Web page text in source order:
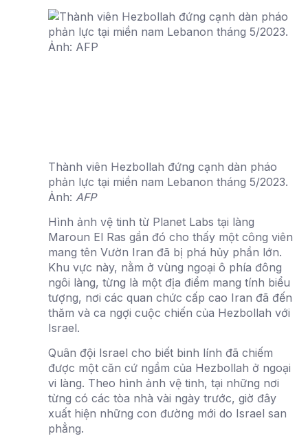
Thành viên Hezbollah đứng cạnh dàn pháo
phản lực tại miền nam Lebanon tháng 5/2023.
Ảnh:AFP
Hình ảnh vệ tinh từ Planet Labs tại làng
Maroun El Ras gần đó cho thấy một công viên
mang tên Vườn Iran đã bị phá hủy phần lớn.
Khu vực này, nằm ở vùng ngoại ô phía đông
ngôi làng, từng là một địa điểm mang tính biểu
tượng, nơi các quan chức cấp cao Iran đã đến
thăm và ca ngợi cuộc chiến của Hezbollah với
Israel.
Quân đội Israel cho biết binh lính đã chiếm
được một căn cứ ngầm của Hezbollah ở ngoại
vi làng. Theo hình ảnh vệ tinh, tại những nơi
từng có các tòa nhà vài ngày trước, giờ đây
xuất hiện những con đường mới do Israel san
phẳng.